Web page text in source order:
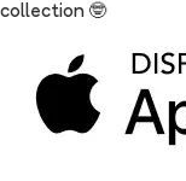
collection 🤓